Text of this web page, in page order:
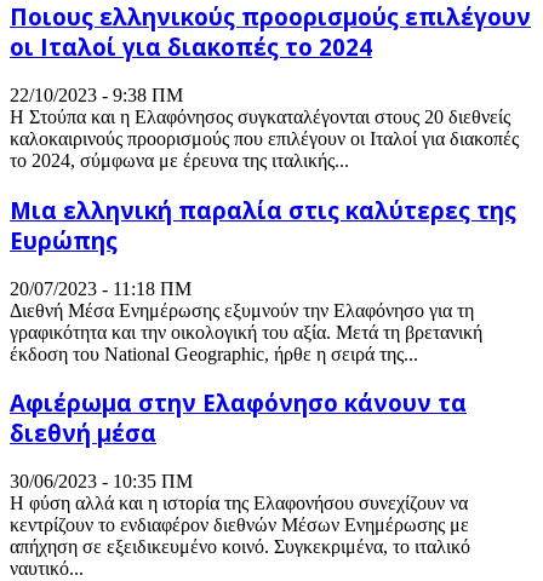
Ποιους ελληνικούς προορισμούς επιλέγουν
οι Ιταλοί για διακοπές το 2024
22/10/2023 - 9:38 ΠΜ
Η Στούπα και η Ελαφόνησος συγκαταλέγονται στους 20 διεθνείς
καλοκαιρινούς προορισμούς που επιλέγουν οι Ιταλοί για διακοπές
το 2024, σύμφωνα με έρευνα της ιταλικής...
Μια ελληνική παραλία στις καλύτερες της
Ευρώπης
20/07/2023 - 11:18 ΠΜ
Διεθνή Μέσα Ενημέρωσης εξυμνούν την Ελαφόνησο για τη
γραφικότητα και την οικολογική του αξία. Μετά τη βρετανική
έκδοση του National Geographic, ήρθε η σειρά της...
Αφιέρωμα στην Ελαφόνησο κάνουν τα
διεθνή μέσα
30/06/2023 - 10:35 ΠΜ
Η φύση αλλά και η ιστορία της Ελαφονήσου συνεχίζουν να
κεντρίζουν το ενδιαφέρον διεθνών Μέσων Ενημέρωσης με
απήχηση σε εξειδικευμένο κοινό. Συγκεκριμένα, το ιταλικό
ναυτικό...